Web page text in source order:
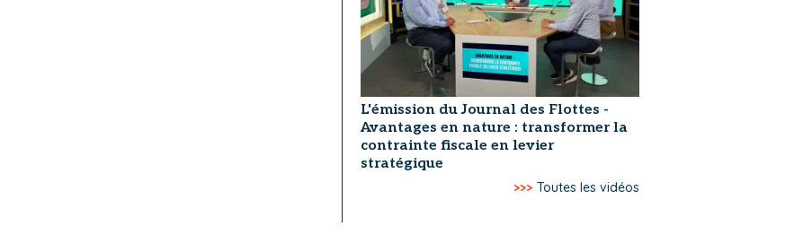
L'émission du Journal des Flottes -
Avantages en nature : transformer la
contrainte fiscale en levier
stratégique
>>> Toutes les vidéos